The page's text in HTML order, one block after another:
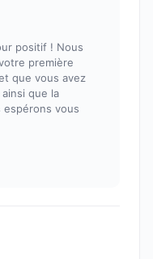
positif ! Nous
première
que vous avez
que la
espérons vous